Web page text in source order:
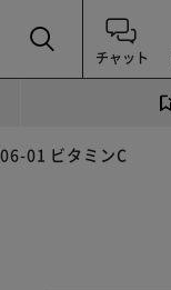
チャット
01 ビタミンC